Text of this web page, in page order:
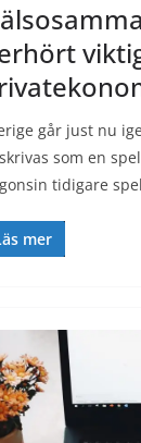
går just nu
som en
tidigare
mer